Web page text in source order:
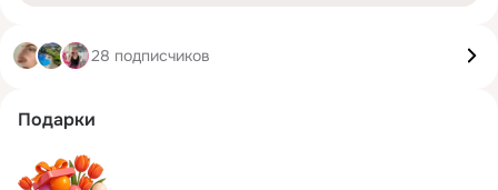
28 подписчиков
Подарки